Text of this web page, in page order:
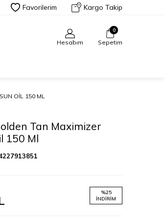
Favorilerim Kargo Takip
Hesabım
0
Sepetim
OIL 150 ML
Tan Maximizer
150 Ml
%25
İNDIRIM